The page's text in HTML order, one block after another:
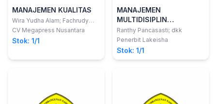
MANAJEMEN KUALITAS
Wira Yudha Alam; Fachrudy
Asjari
CV Megapress Nusantara
Stok: 1/1
MANAJEMEN
MULTIDISIPLIN
Pendekatan Teoretis dan
Praktis
Ranthy Pancasasti; dkk
Penerbit Lakeisha
Stok: 1/1